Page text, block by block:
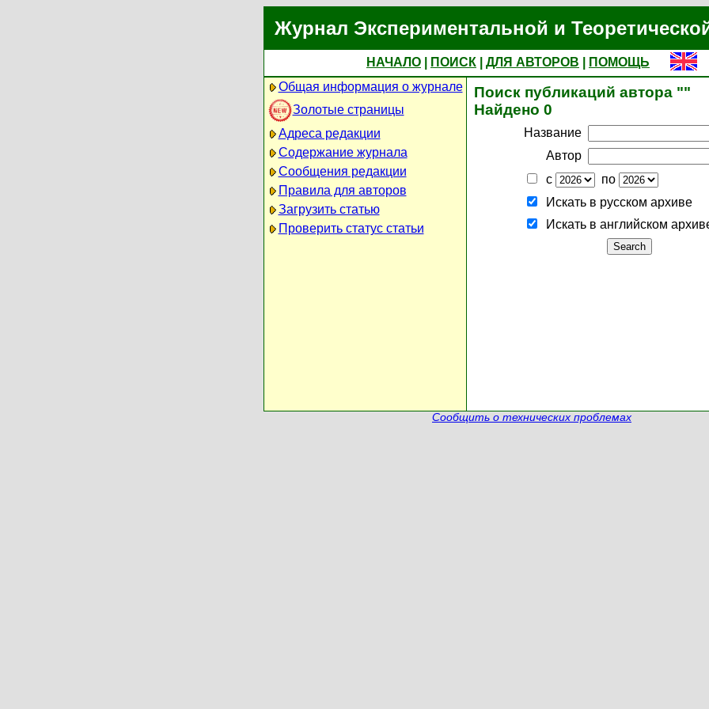
Журнал Экспериментальной и
НАЧАЛО ПОИСК ДЛЯ АВТОРОВ
ПОМОЩЬ
Общая информация о журнале
Золотые страницы
Адреса редакции
Содержание журнала
Сообщения редакции
Правила для авторов
Загрузить статью
Проверить статус статьи
Поиск публикаций автора ""
Найдено 0
Название
Автор
с
по
Искать в русском архиве
Искать в английском
Сообщить о технических проблемах